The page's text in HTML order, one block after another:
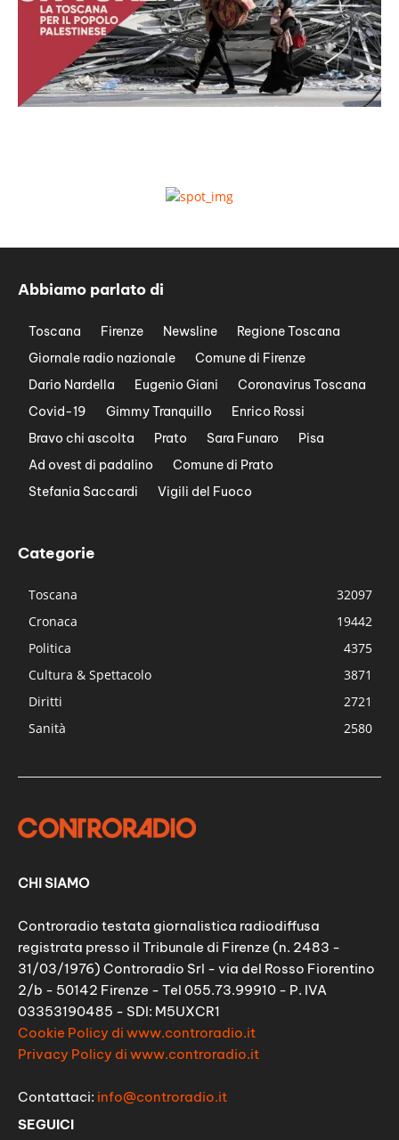
Abbiamo parlato di
Toscana Firenze Newsline
Regione Toscana
Giornale radio nazionale
Comune di Firenze
Dario Nardella
Eugenio Giani
Coronavirus Toscana
Covid-19
Gimmy Tranquillo
Enrico Rossi
Bravo chi ascolta
Prato Sara Funaro
Pisa
Ad ovest di padalino
Comune di Prato
Stefania Saccardi
Vigili del Fuoco
Categorie
Toscana
32097
Cronaca
19442
Politica
4375
Cultura & Spettacolo
3871
Diritti
2721
Sanità
2580
CHI SIAMO
Controradio testata giornalistica radiodiffusa
registrata presso il Tribunale di Firenze (n. 2483 -
31/03/1976) Controradio Srl - via del Rosso Fiorentino
2/b - 50142 Firenze - Tel 055.73.99910 - P. IVA
03353190485 - SDI: M5UXCR1
Cookie Policy di www.controradio.it
Privacy Policy di www.controradio.it
Contattaci: info@controradio.it
SEGUICI